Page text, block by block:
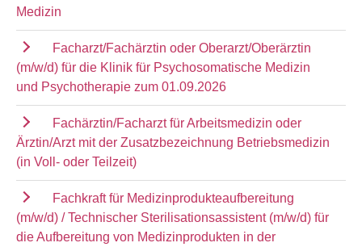
Medizin
Facharzt/Fachärztin oder Oberarzt/Oberärztin
(m/w/d) für die Klinik für Psychosomatische Medizin
und Psychotherapie zum 01.09.2026
Fachärztin/Facharzt für Arbeitsmedizin oder
Ärztin/Arzt mit der Zusatzbezeichnung Betriebsmedizin
(in Voll- oder Teilzeit)
Fachkraft für Medizinprodukteaufbereitung
(m/w/d) / Technischer Sterilisationsassistent (m/w/d) für
die Aufbereitung von Medizinprodukten in der